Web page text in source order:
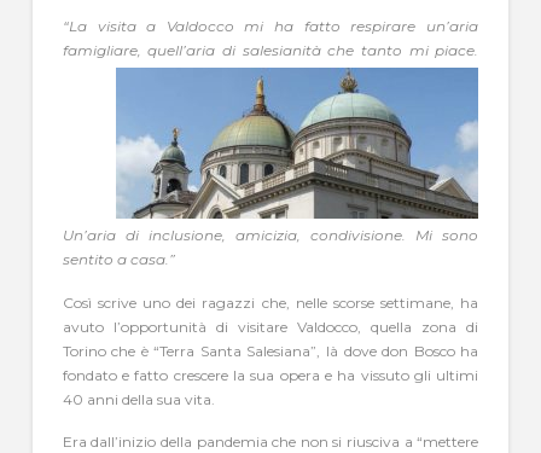
“La visita a Valdocco mi ha fatto respirare un’aria
famigliare, quell’aria di salesianità che tanto mi piace.
Un’aria di inclusione, amicizia, condivisione. Mi sono
sentito a casa.”
Così scrive uno dei ragazzi che, nelle scorse settimane, ha
avuto l’opportunità di visitare Valdocco, quella zona di
Torino che è “Terra Santa Salesiana”, là dove don Bosco ha
fondato e fatto crescere la sua opera e ha vissuto gli ultimi
40 anni della sua vita.
Era dall’inizio della pandemia che non si riusciva a “mettere